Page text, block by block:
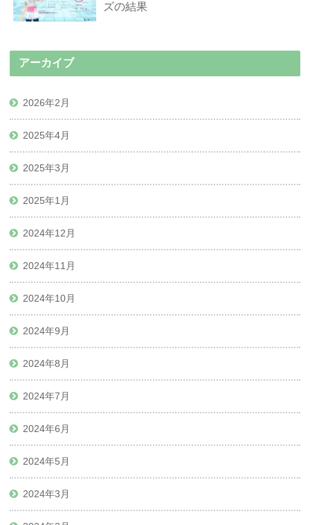
ズの結果
アーカイブ
2026年2月
2025年4月
2025年3月
2025年1月
2024年12月
2024年11月
2024年10月
2024年9月
2024年8月
2024年7月
2024年6月
2024年5月
2024年3月